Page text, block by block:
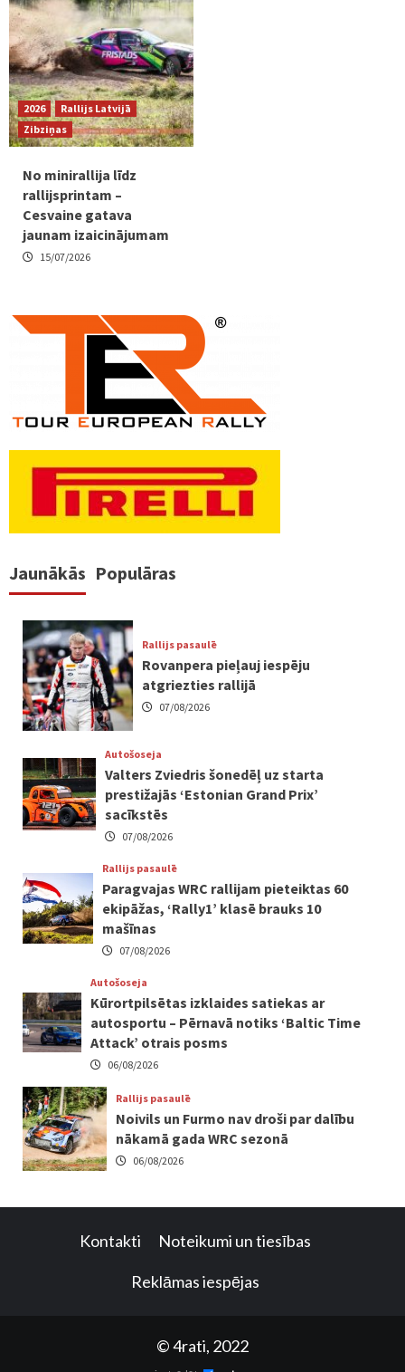
2026
Rallijs Latvijā
Zibziņas
No minirallija līdz
rallijsprintam –
Cesvaine gatava
jaunam izaicinājumam
15/07/2026
Jaunākās Populāras
Rallijs pasaulē
Rovanpera pieļauj iespēju
atgriezties rallijā
07/08/2026
Autošoseja
Valters Zviedris šonedēļ uz starta
prestižajās ‘Estonian Grand Prix’
sacīkstēs
07/08/2026
Rallijs pasaulē
Paragvajas WRC rallijam pieteiktas 60
ekipāžas, ‘Rally1’ klasē brauks 10
mašīnas
07/08/2026
Autošoseja
Kūrortpilsētas izklaides satiekas ar
autosportu – Pērnavā notiks ‘Baltic Time
Attack’ otrais posms
06/08/2026
Rallijs pasaulē
Noivils un Furmo nav droši par dalību
nākamā gada WRC sezonā
06/08/2026
Kontakti Noteikumi un tiesības
Reklāmas iespējas
© 4rati, 2022